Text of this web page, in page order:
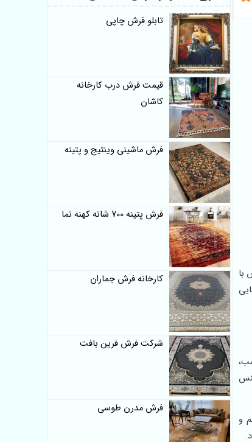
با
و تراکم متناسب،
و
تابلو فرش چاپی
قیمت فرش درب کارخانه
کاشان
فرش ماشینی وینتیج و پتینه
فرش پتینه 700 شانه کهنه نما
کارخانه فرش جماران
شرکت فرش فرین بافت
فرش مدرن طوسی